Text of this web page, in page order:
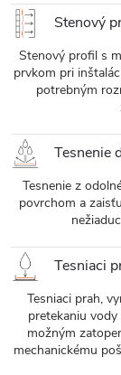
Stenový
Stenový profil s
prvkom pri
potrebným
Tesnenie
Tesnenie z
povrchom a
Tesniaci
Tesniaci prah,
pretekaniu
možným
mechanickému